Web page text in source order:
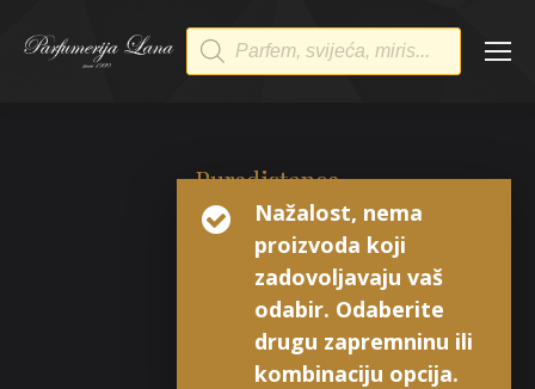
Products
search
Puredistance
Black
Perfume Extrait
Nažalost, nema
proizvoda koji
zadovoljavaju vaš
odabir. Odaberite
drugu zapremninu ili
kombinaciju opcija.